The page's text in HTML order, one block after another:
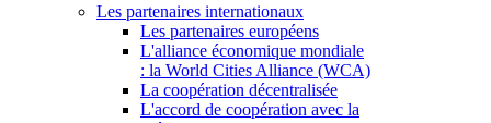
Les partenaires internationaux
Les partenaires européens
L'alliance économique mondiale
: la World Cities Alliance (WCA)
La coopération décentralisée
L'accord de coopération avec la